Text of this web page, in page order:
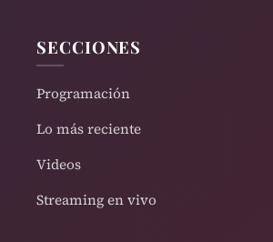
SECCIONES
Programación
Lo más reciente
Videos
Streaming en vivo